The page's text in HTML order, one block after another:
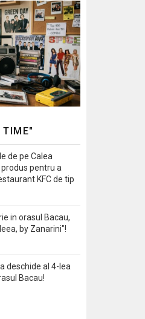
TIME"
de pe Calea
pentru a
KFC de tip
in orasul Bacau,
by Zanarini"!
deschide al 4-lea
Bacau!